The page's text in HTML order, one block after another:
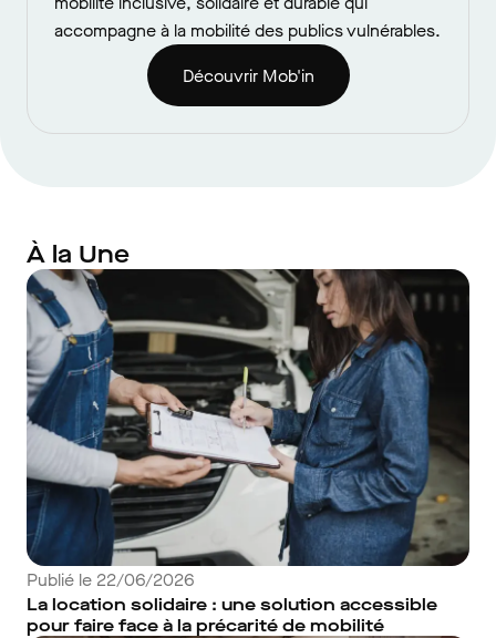
accompagne à la mobilité des publics vulnérables.
Découvrir Mob'in
À la Une
Publié le 22/06/2026
La location solidaire : une solution accessible
pour faire face à la précarité de mobilité